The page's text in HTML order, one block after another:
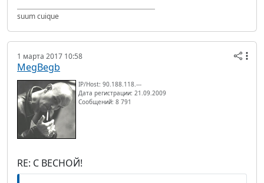
suum cuique
1 марта 2017 10:58
MegBegb
IP/Host: 90.188.118.---
Дата регистрации: 21.09.2009
Сообщений: 8 791
RE: С ВЕСНОЙ!